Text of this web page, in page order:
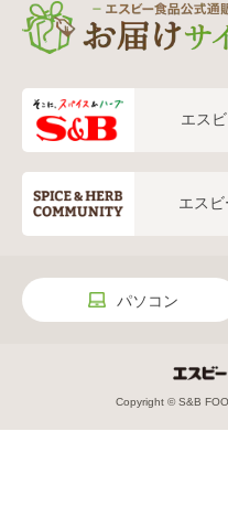
エス
エス
パソコン
Copyright © S&B